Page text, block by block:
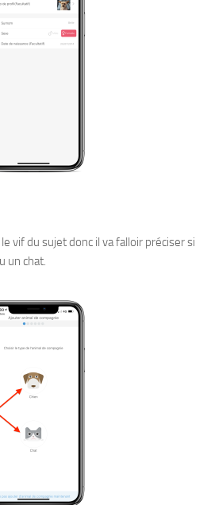
vif du sujet donc il va falloir préciser si
un chat.